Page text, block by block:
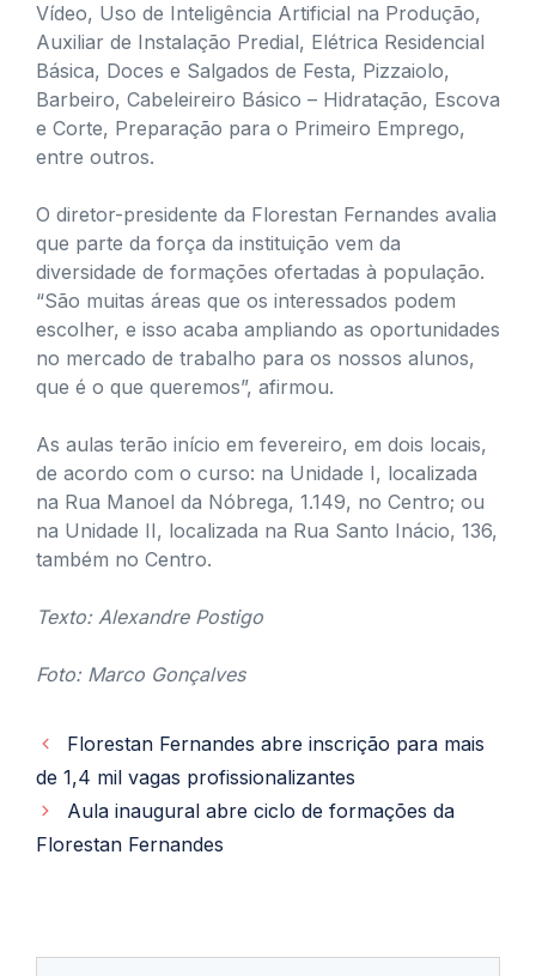
Vídeo, Uso de Inteligência Artificial na Produção,
Auxiliar de Instalação Predial, Elétrica Residencial
Básica, Doces e Salgados de Festa, Pizzaiolo,
Barbeiro, Cabeleireiro Básico – Hidratação, Escova
e Corte, Preparação para o Primeiro Emprego,
entre outros.
O diretor-presidente da Florestan Fernandes avalia
que parte da força da instituição vem da
diversidade de formações ofertadas à população.
“São muitas áreas que os interessados podem
escolher, e isso acaba ampliando as oportunidades
no mercado de trabalho para os nossos alunos,
que é o que queremos”, afirmou.
As aulas terão início em fevereiro, em dois locais,
de acordo com o curso: na Unidade I, localizada
na Rua Manoel da Nóbrega, 1.149, no Centro; ou
na Unidade II, localizada na Rua Santo Inácio, 136,
também no Centro.
Texto: Alexandre Postigo
Foto: Marco Gonçalves
Florestan Fernandes abre inscrição para mais
de 1,4 mil vagas profissionalizantes
Aula inaugural abre ciclo de formações da
Florestan Fernandes